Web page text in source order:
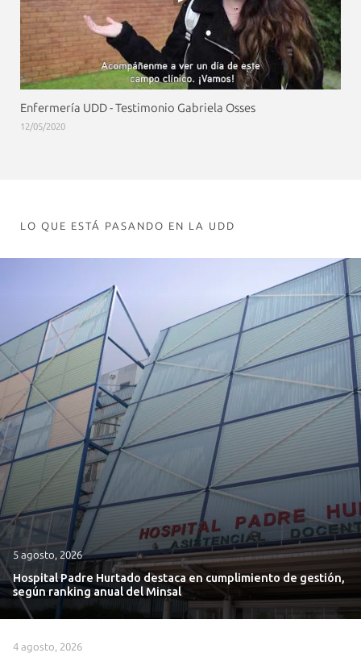
Enfermería UDD - Testimonio Gabriela Osses
12/05/2020
LO QUE ESTÁ PASANDO EN LA UDD
5 agosto, 2026
Hospital Padre Hurtado destaca en cumplimiento de gestión,
según ranking anual del Minsal
4 agosto, 2026